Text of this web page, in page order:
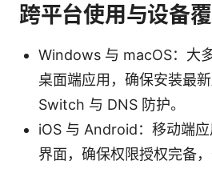
跨平台使用与设备
Windows 与 macOS：大
桌面端应用，确保安装最
Switch 与 DNS 防护。
iOS 与 Android：移动端
界面，确保权限授权完备，